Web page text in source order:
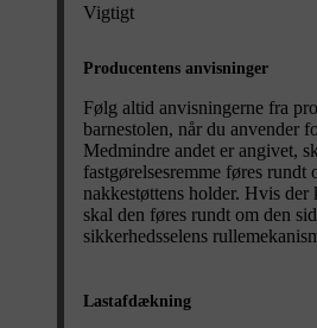
Vigtigt
Producentens anvisninger
Følg altid anvisningerne fra
barnestolen, når du anvender
Medmindre andet er angivet,
fastgørelsesremme føres rundt
nakkestøttens holder. Hvis der
skal den føres rundt om den
sikkerhedsselens
Lastafdækning